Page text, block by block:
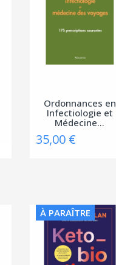
Ordonnances en
Infectiologie et
Médecine...
35,00 €
À PARAÎTRE